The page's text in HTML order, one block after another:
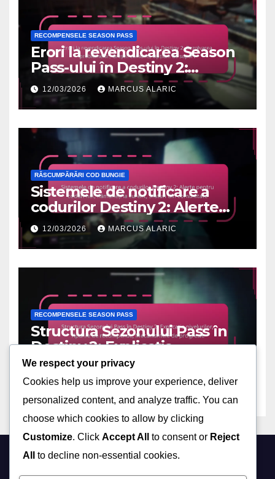
RECOMPENSELE SEASON PASS
Erori la revendicarea Season
Pass-ului în Destiny 2:
Rezolvarea problemelor,
Greșeli comune, Opțiuni de
suport
12/03/2026 MARCUS ALARIC
RĂSCUMPĂRĂRI COD BUNGIE
Sistemele de notificare a
codurilor Destiny 2: Alerte
pentru coduri noi, Rămâneți
la curent, Sfaturi din
comunitate
12/03/2026 MARCUS ALARIC
RECOMPENSELE SEASON PASS
Structura Sezonului Pass în
Destiny 2: Explicația
nivelurilor, Tipurile de
recompense, Mecanismele
de progresie
11/03/2026 MARCUS ALARIC
hm-andrei.ro
We respect your privacy
Cookies help us improve your experience, deliver
personalized content, and analyze traffic. You can
choose which cookies to allow by clicking
Customize. Click Accept All to consent or Reject
All
to decline non-essential cookies.